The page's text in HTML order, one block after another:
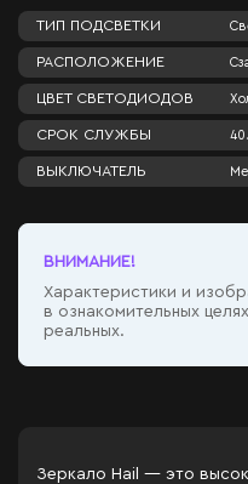
ТИП ПОДСВЕТКИ
РАСПОЛОЖЕНИЕ
ЦВЕТ СВЕТОДИОДОВ
СРОК СЛУЖБЫ
ВЫКЛЮЧАТЕЛЬ
ВНИМАНИЕ!
Характеристики и
в ознакомительных
реальных.
Зеркало Hail — это